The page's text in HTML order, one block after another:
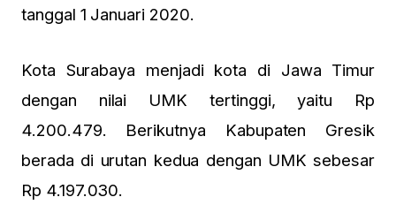
tanggal 1 Januari 2020.
Kota Surabaya menjadi kota di Jawa Timur
dengan nilai UMK tertinggi, yaitu Rp
4.200.479. Berikutnya Kabupaten Gresik
berada di urutan kedua dengan UMK sebesar
Rp 4.197.030.